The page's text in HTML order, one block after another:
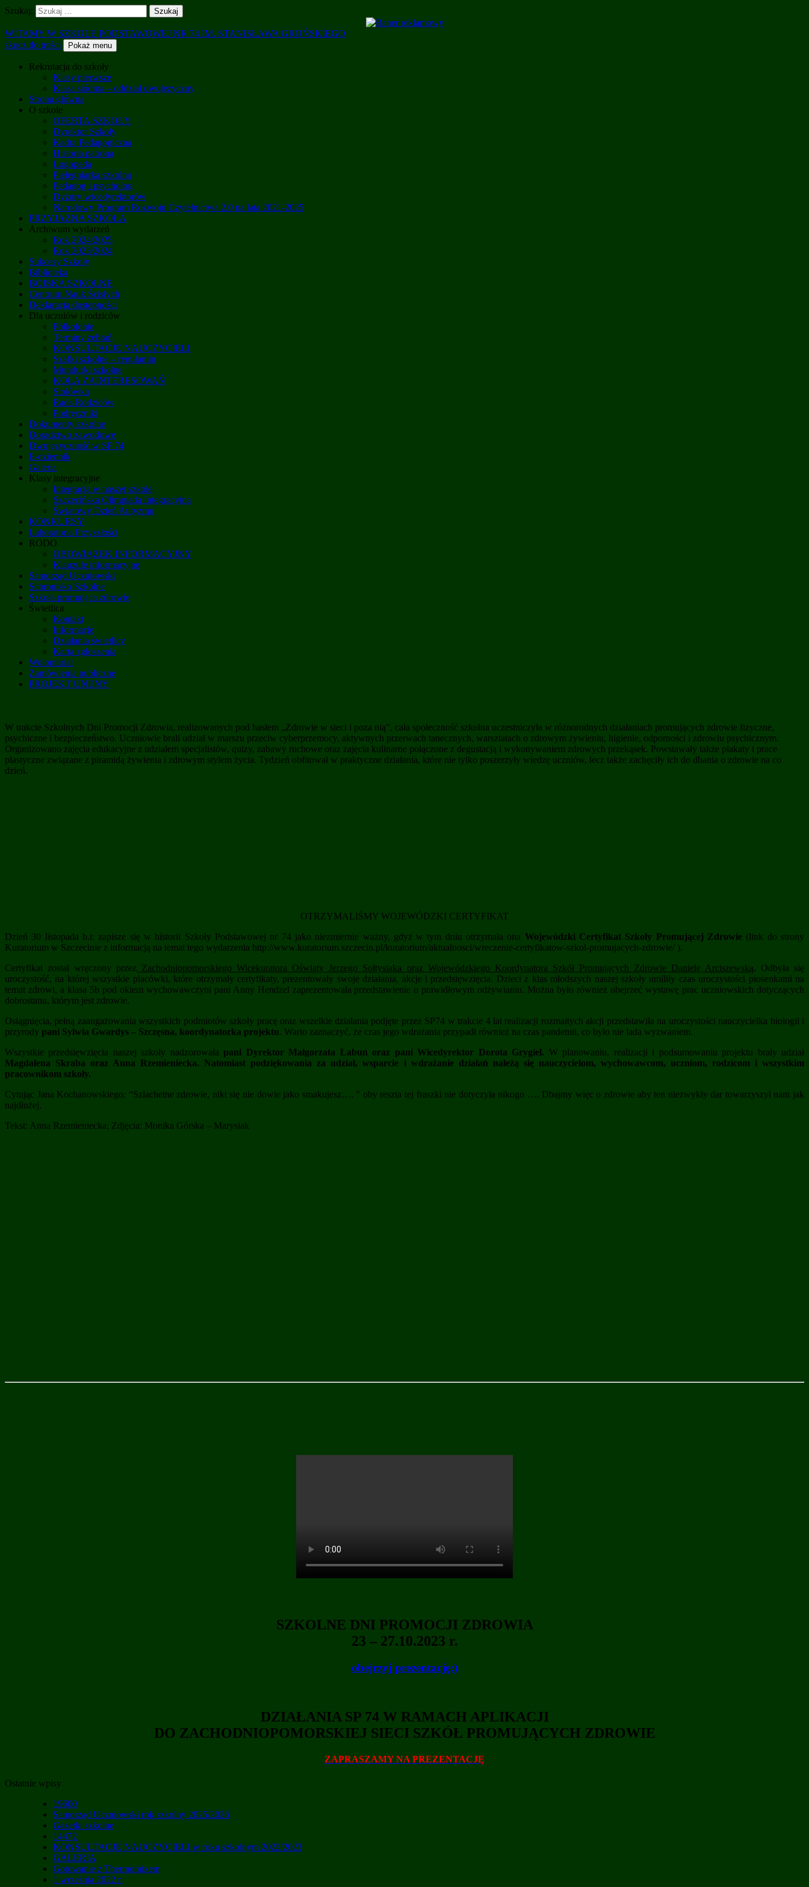
Szukaj:
WITAMY W SZKOLE PODSTAWOWEJ NR 74 IM. STANISŁAWA GROŃSKIEGO
skocz do treści
Pokaż menu
Rekrutacja do szkoły
Klasy pierwsze
Klasa siódma – oddział dwujęzyczny
Strona główna
O szkole
OFERTA SZKOŁY
Dyrektor Szkoły
Kadra Pedagogiczna
Historia patrona
Logopeda
Pielęgniarka szkolna
Pedagog i psycholog
Dyżury wicedyrektorów
Narodowy Program Rozwoju Czytelnictwa 2.0 na lata 2021-2025
PRZYJAZNA SZKOŁA
Archiwum wydarzeń
Rok 2024/2025
Rok 2023/2024
Sukcesy Szkoły
Biblioteka
BOISKA SZKOLNE
Centrum Nauk Ścisłych
Deklaracja dostępności
Dla uczniów i rodziców
Półkolonie
Terminy zebrań
KONSULTACJE NAUCZYCIELI
Szafki szkolne – regulamin
Mundurki szkolne
KOŁA ZAINTERESOWAŃ
Stołówka
Rada Rodziców
Podręczniki
Dokumenty szkolne
Doradztwo zawodowe
Dwujęzyczność w SP 74
E-dziennik
Galeria
Klasy integracyjne
Integracja w naszej szkole
Szczecińska Olimpiada Integracyjna
Światowy Dzień Autyzmu
KONKURSY
Laboratoria Przyszłości
RODO
OBOWIĄZEK INFORMACYJNY
Klauzule informacyjne
Samorząd Uczniowski
Schronisko Szkolne
Szkoła promująca zdrowie
Świetlica
Kontakt
Informacje
Działania świetlicy
Karta zgłoszenia
Wolontariat
Zamówienia publiczne
PROJEKT UNIJNY
W trakcie Szkolnych Dni Promocji Zdrowia, realizowanych pod hasłem „Zdrowie w sieci i poza nią”, cała społeczność szkolna uczestniczyła w różnorodnych działaniach promujących zdrowie fizyczne,
psychiczne i bezpieczeństwo. Uczniowie brali udział w marszu przeciw cyberprzemocy, aktywnych przerwach tanecznych, warsztatach o zdrowym żywieniu, higienie, odporności i zdrowiu psychicznym.
Organizowano zajęcia edukacyjne z udziałem specjalistów, quizy, zabawy ruchowe oraz zajęcia kulinarne połączone z degustacją i wykonywaniem zdrowych przekąsek. Powstawały także plakaty i prace
plastyczne związane z piramidą żywienia i zdrowym stylem życia. Tydzień obfitował w praktyczne działania, które nie tylko poszerzyły wiedzę uczniów, lecz także zachęciły ich do dbania o zdrowie na co
dzień.
OTRZYMALIŚMY WOJEWÓDZKI CERTYFIKAT
Dzień 30 listopada b.r. zapisze się w historii Szkoły Podstawowej nr 74 jako niezmiernie ważny, gdyż w tym dniu otrzymała ona Wojewódzki Certyfikat Szkoły Promującej Zdrowie (link do strony
Kuratorium w Szczecinie z informacją na temat tego wydarzenia http://www.kuratorium.szczecin.pl/kuratorium/aktualnosci/wreczenie-certyfikatow-szkol-promujacych-zdrowie/ ).
Certyfikat został wręczony przez Zachodniopomorskiego Wicekuratora Oświaty Jerzego Sołtysiaka oraz Wojewódzkiego Koordynatora Szkół Promujących Zdrowie Danielę Arciszewską. Odbyła się
uroczystość, na której wszystkie placówki, które otrzymały certyfikaty, prezentowały swoje działania, akcje i przedsięwzięcia. Dzieci z klas młodszych naszej szkoły umiliły czas uroczystości piosenkami na
temat zdrowi, a klasa 5b pod okiem wychowawczyni pani Anny Hendzel zaprezentowała przedstawienie o prawidłowym odżywianiu. Można było również obejrzeć wystawę prac uczniowskich dotyczących
dobrostanu, którym jest zdrowie.
Osiągnięcia, pełną zaangażowania wszystkich podmiotów szkoły pracę oraz wszelkie działania podjęte przez SP74 w trakcie 4 lat realizacji rozmaitych akcji przedstawiła na uroczystości nauczycielka biologii i
przyrody pani Sylwia Gwardys – Szczęsna, koordynatorka projektu. Warto zaznaczyć, że czas jego wdrażania przypadł również na czas pandemii, co było nie lada wyzwaniem.
Wszystkie przedsięwzięcia naszej szkoły nadzorowałapani Dyrektor Małgorzata Łabuń oraz pani Wicedyrektor Dorota Grygiel. W planowaniu, realizacji i podsumowaniu projektu brały udział
Magdalena Skraba oraz Anna Rzemieniecka. Natomiast podziękowania za udział, wsparcie i wdrażanie działań należą się nauczycielom, wychowawcom, uczniom, rodzicom i wszystkim
pracownikom szkoły.
Cytując Jana Kochanowskiego: “Szlachetne zdrowie, nikt się nie dowie jako smakujesz…. ” oby reszta tej fraszki nie dotyczyła nikogo …. Dbajmy więc o zdrowie aby ten niezwykły dar towarzyszył nam jak
najdłużej.
Tekst: Anna Rzemieniecka; Zdjęcia: Monika Górska – Marysiak
SZKOLNE DNI PROMOCJI ZDROWIA
23 – 27.10.2023 r.
obejrzyj prezentację:)
DZIAŁANIA SP 74 W RAMACH APLIKACJI
DO ZACHODNIOPOMORSKIEJ SIECI SZKÓŁ PROMUJĄCYCH ZDROWIE
ZAPRASZAMY NA PREZENTACJĘ
Ostatnie wpisy
19600
Samorząd Uczniowski rok szkolny 2025/2026
Gazetki szkolne
14472
KONSULTACJE NAUCZYCIELI w roku szkolnym 2022/2023
GALERIA
Gotowanie z Thermomixem
1 września 2022 r.